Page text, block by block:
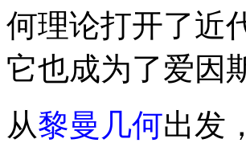
何理论打开了近
它也成为了爱因
从黎曼几何出发